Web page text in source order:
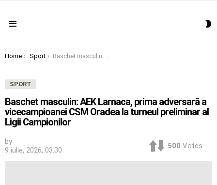
You are here:
Home Sport Baschet masculin: AEK Larnaca, prima adversară a vicecampioanei CSM Oradea la turneul preliminar al Ligii Campionilor
SPORT
Baschet masculin: AEK Larnaca, prima adversară a
vicecampioanei CSM Oradea la turneul preliminar al
Ligii Campionilor
by
9 iulie, 2026, 03:30
500 Votes